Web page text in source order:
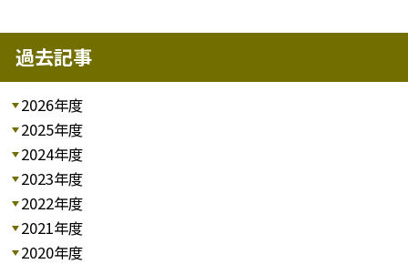
過去記事
2026年度
2025年度
2024年度
2023年度
2022年度
2021年度
2020年度